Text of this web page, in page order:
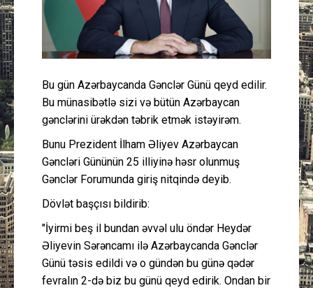
Gündəm
Cəmiyyət
Peşə etikası
Bu gün Azərbaycanda Gənclər Günü qeyd edilir.
Bu münasibətlə sizi və bütün Azərbaycan
gənclərini ürəkdən təbrik etmək istəyirəm.
Bunu Prezident İlham Əliyev Azərbaycan
Gəncləri Gününün 25 illiyinə həsr olunmuş
Gənclər Forumunda giriş nitqində deyib.
Dövlət başçısı bildirib:
"İyirmi beş il bundan əvvəl ulu öndər Heydər
Əliyevin Sərəncamı ilə Azərbaycanda Gənclər
Günü təsis edildi və o gündən bu günə qədər
fevralın 2-də biz bu günü qeyd edirik. Ondan bir